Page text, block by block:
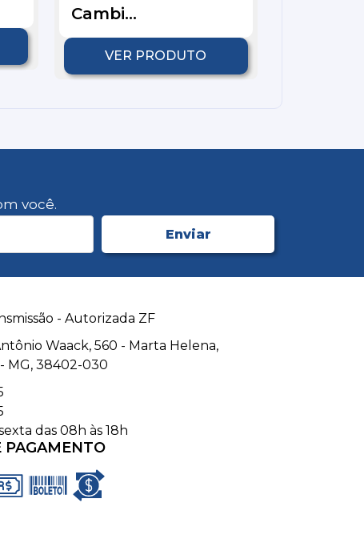
Cambi...
VER PRODUTO
você.
Enviar
- Autorizada ZF
Waack, 560 - Marta Helena,
MG, 38402-030
das 08h às 18h
PAGAMENTO